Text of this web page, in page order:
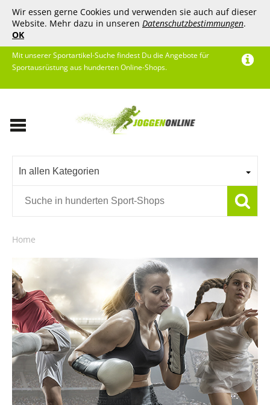
Wir essen gerne Cookies und verwenden sie auch auf dieser
Website. Mehr dazu in unseren Datenschutzbestimmungen.
OK
Mit unserer Sportartikel-Suche findest Du die Angebote für
Sportausrüstung aus hunderten Online-Shops.
In allen Kategorien
Home